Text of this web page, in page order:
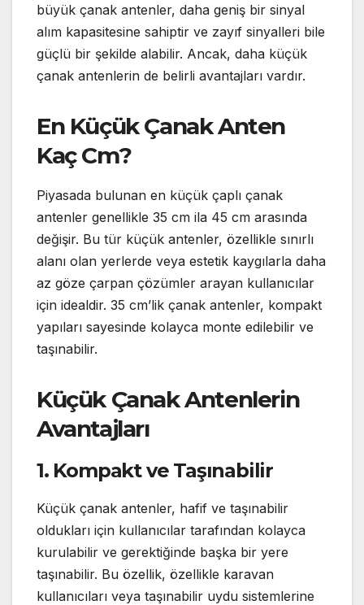
büyük çanak antenler, daha geniş bir sinyal
alım kapasitesine sahiptir ve zayıf sinyalleri bile
güçlü bir şekilde alabilir. Ancak, daha küçük
çanak antenlerin de belirli avantajları vardır.
En Küçük Çanak Anten
Kaç Cm?
Piyasada bulunan en küçük çaplı çanak
antenler genellikle 35 cm ila 45 cm arasında
değişir. Bu tür küçük antenler, özellikle sınırlı
alanı olan yerlerde veya estetik kaygılarla daha
az göze çarpan çözümler arayan kullanıcılar
için idealdir. 35 cm’lik çanak antenler, kompakt
yapıları sayesinde kolayca monte edilebilir ve
taşınabilir.
Küçük Çanak Antenlerin
Avantajları
1. Kompakt ve Taşınabilir
Küçük çanak antenler, hafif ve taşınabilir
oldukları için kullanıcılar tarafından kolayca
kurulabilir ve gerektiğinde başka bir yere
taşınabilir. Bu özellik, özellikle karavan
kullanıcıları veya taşınabilir uydu sistemlerine